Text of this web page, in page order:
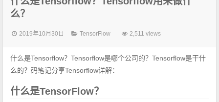
么？
2019年10月30日 TensorFlow 2,511 views
什么是Tensorflow？Tensorflow是哪个公司的？Tensorflow是干什
么的？码笔记分享Tensorflow详解：
什么是TensorFlow？